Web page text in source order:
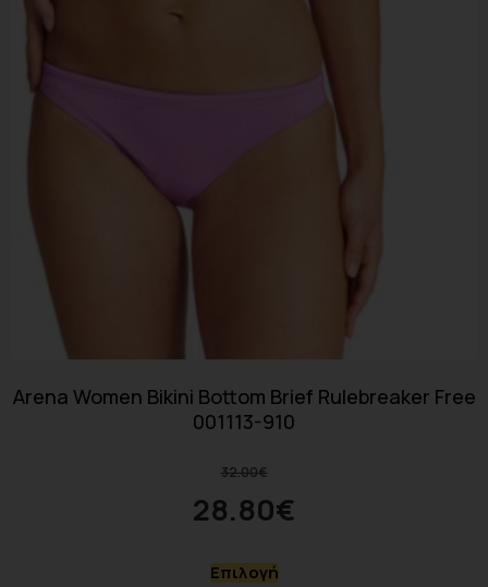
Arena Women Bikini Bottom Brief Rulebreaker Free
001113-910
32.00€
28.80€
Επιλογή